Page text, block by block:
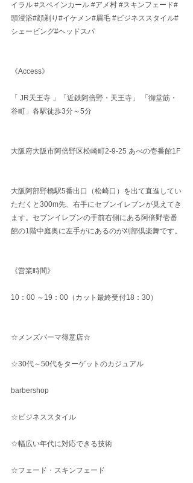
イラル #スペインカール #アメ村 #スキンフェード#
頭浸浴#顔剃り#イケメン#眉毛 #ビジネススタイル#
シェービング#ヘッドスパ
《Access》
「 JR天王寺 」「近鉄阿倍野・天王寺」 「御堂筋・
谷町」各駅徒歩3分～5分
大阪府大阪市阿倍野区松崎町2-9-25 あべの壱番館1F
大阪阿部野橋駅5番出口（松崎口）を出て直進してい
ただくと300m先、右手にセブンイレブンが見えてき
ます。セブンイレブンの手前右側にある阿倍野壱番
館の1階中庭奥に左手がにあるのが刈部倶楽舞です。
《営業時間》
10：00 ～19：00（カット最終受付18：30）
☆メンズパーマ得意店☆
☆30代～50代をターゲットのカジュアル
barbershop
☆ビジネススタイル
☆幅広い年代に対応できる技術
☆フェード・スキンフェード